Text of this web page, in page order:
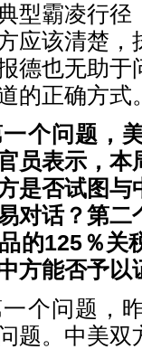
型霸凌行径
应该清楚，
德也无助
的正确方式
个问题，
员表示，本
是否试图
对话？第二
的125％关
方能否予以
个问题，
题。中美双